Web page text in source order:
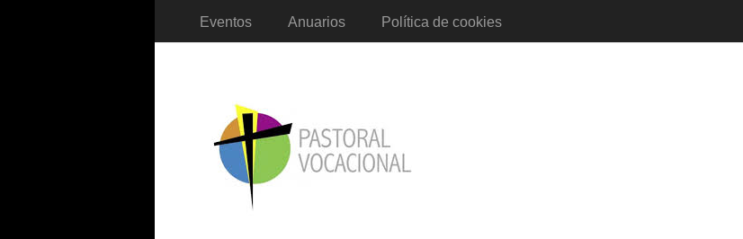
Eventos Anuarios Política de cookies